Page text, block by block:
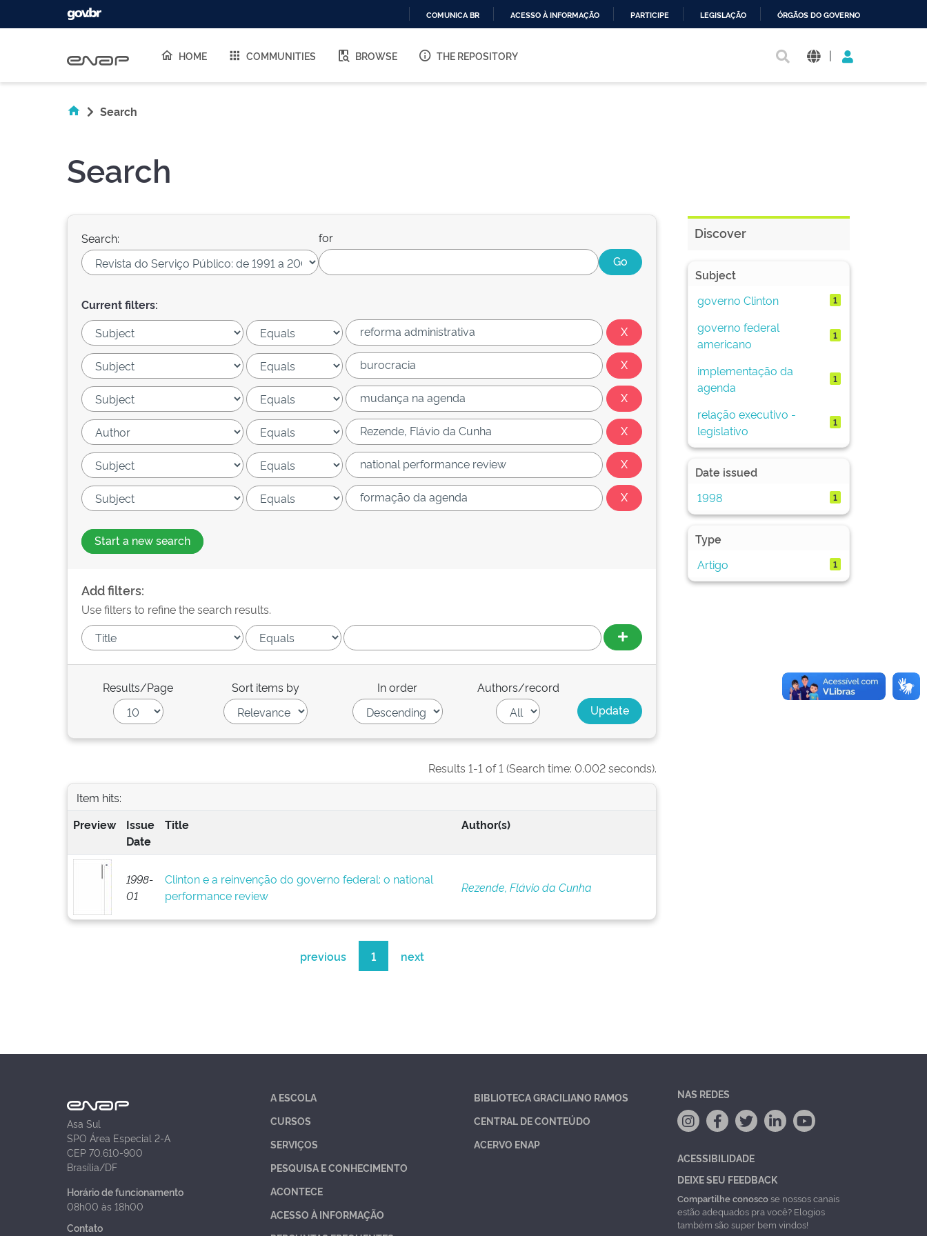
O
COMUNICA BR ACESSO À INFORMAÇÃO PARTICIPE LEGISLAÇÃO ÓRGÃOS DO GOVERNO
HOME COMMUNITIES BROWSE THE REPOSITORY |
Search
Search
Search: for
Current filters:
Start a new search
Add filters:
Use filters to refine the search results.
Results/Page Sort items by In order Authors/record
Results 1-1 of 1 (Search time: 0.002 seconds).
Item hits:
Preview
Issue
Date
Title Author(s)
1998-
01
Clinton e a reinvenção do governo federal: o national
performance review
Rezende, Flávio da Cunha
previous 1 next
Discover
Subject
governo Clinton
1
governo federal
americano
1
implementação da
agenda
1
relação executivo -
legislativo
1
Date issued
1998
1
Type
Artigo
1
Asa Sul
SPO Área Especial 2-A
CEP 70.610-900
Brasília/DF
Horário de funcionamento
08h00 às 18h00
Contato
A ESCOLA
CURSOS
SERVIÇOS
PESQUISA E CONHECIMENTO
ACONTECE
ACESSO À INFORMAÇÃO
BIBLIOTECA GRACILIANO RAMOS
CENTRAL DE CONTEÚDO
ACERVO ENAP
NAS REDES
ACESSIBILIDADE
DEIXE SEU FEEDBACK
Compartilhe conoscose nossos canais
estão adequados pra você? Elogios
também são super bem vindos!